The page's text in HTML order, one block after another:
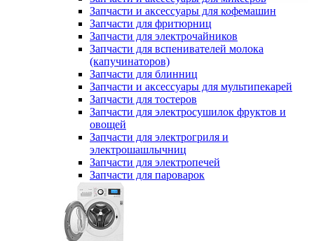
Запчасти и аксессуары для кофемашин
Запчасти для фритюрниц
Запчасти для электрочайников
Запчасти для вспенивателей молока
(капучинаторов)
Запчасти для блинниц
Запчасти и аксессуары для мультипекарей
Запчасти для тостеров
Запчасти для электросушилок фруктов и
овощей
Запчасти для электрогриля и
электрошашлычниц
Запчасти для электропечей
Запчасти для пароварок